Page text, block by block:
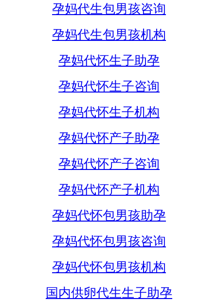
孕妈代生包男孩咨询
孕妈代生包男孩机构
孕妈代怀生子助孕
孕妈代怀生子咨询
孕妈代怀生子机构
孕妈代怀产子助孕
孕妈代怀产子咨询
孕妈代怀产子机构
孕妈代怀包男孩助孕
孕妈代怀包男孩咨询
孕妈代怀包男孩机构
国内供卵代生生子助孕